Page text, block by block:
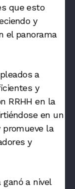
que esto
y
el panorama
a
y
RRHH en la
en un
la
y
a nivel